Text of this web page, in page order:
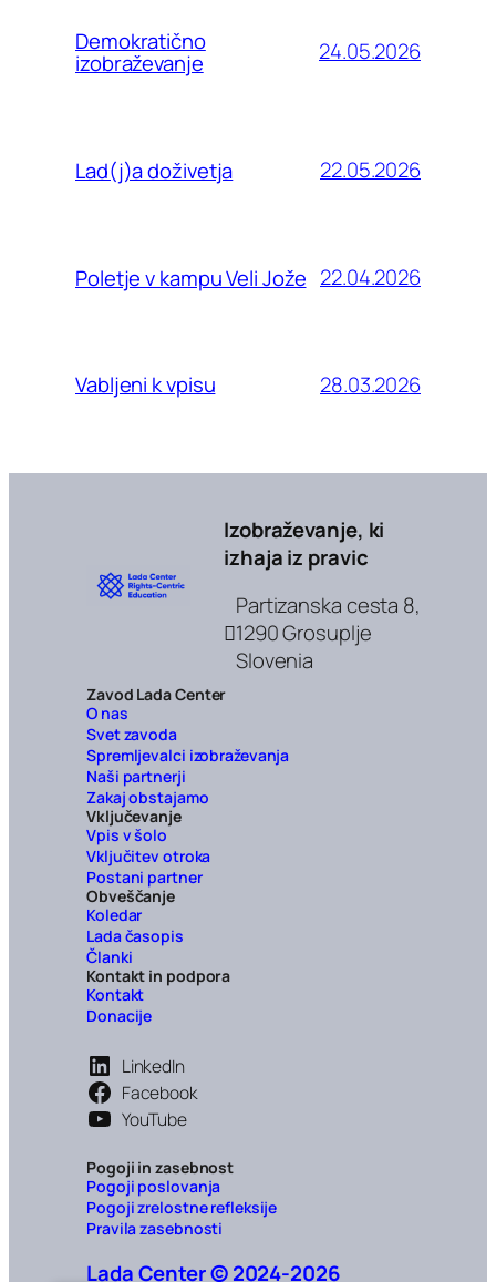
Demokratično
izobraževanje 24.05.2026
Lad(j)a doživetja 22.05.2026
Poletje v kampu Veli Jože 22.04.2026
Vabljeni k vpisu 28.03.2026
Izobraževanje, ki
izhaja iz pravic
Partizanska cesta 8,
1290 Grosuplje
Slovenia
Zavod Lada Center
O nas
Svet zavoda
Spremljevalci izobraževanja
Naši partnerji
Zakaj obstajamo
Vključevanje
Vpis v šolo
Vključitev otroka
Postani partner
Obveščanje
Koledar
Lada časopis
Članki
Kontakt in podpora
Kontakt
Donacije
LinkedIn
Facebook
YouTube
Pogoji in zasebnost
Pogoji poslovanja
Pogoji zrelostne refleksije
Pravila zasebnosti
Lada Center © 2024-2026